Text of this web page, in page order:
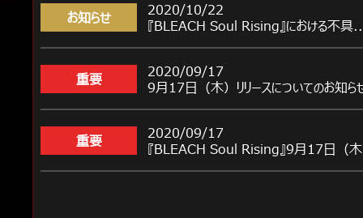
お知らせ
2020/10/22
『BLEACH Soul Rising』における不具
重要
2020/09/17
9月17日（木）リリースについてのお知ら
重要
2020/09/17
『BLEACH Soul Rising』9月17日（